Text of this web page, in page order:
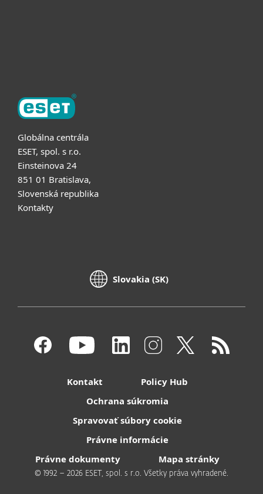
Globálna centrála
ESET, spol. s r.o.
Einsteinova 24
851 01 Bratislava,
Slovenská republika
Kontakty
Slovakia (SK)
Kontakt
Policy Hub
Ochrana súkromia
Spravovať súbory cookie
Právne informácie
Právne dokumenty
Mapa stránky
© 1992 – 2026 ESET, spol. s r.o. Všetky práva vyhradené.